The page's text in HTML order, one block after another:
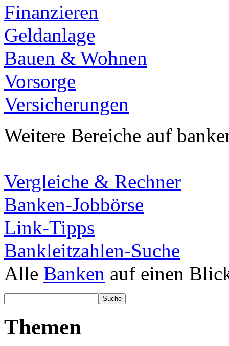
Finanzieren
Geldanlage
Bauen & Wohnen
Vorsorge
Versicherungen
Weitere Bereiche auf
Vergleiche & Rechner
Banken-Jobbörse
Link-Tipps
Bankleitzahlen-Suche
Alle Banken auf einen
Themen